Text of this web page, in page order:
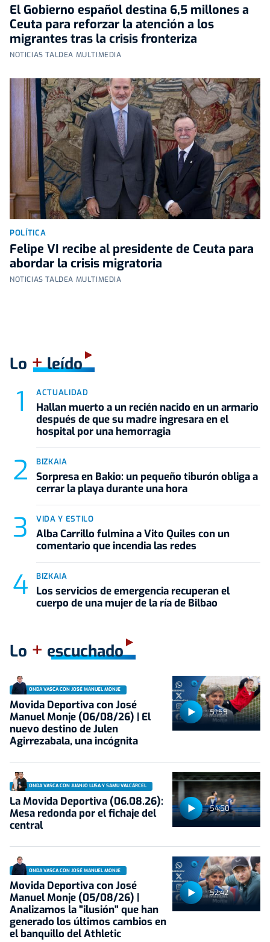
El Gobierno español destina 6,5 millones a
Ceuta para reforzar la atención a los
migrantes tras la crisis fronteriza
NOTICIAS TALDEA MULTIMEDIA
POLÍTICA
Felipe VI recibe al presidente de Ceuta para
abordar la crisis migratoria
NOTICIAS TALDEA MULTIMEDIA
Lo +leído
ACTUALIDAD
Hallan muerto a un recién nacido en un armario
después de que su madre ingresara en el
hospital por una hemorragia
BIZKAIA
Sorpresa en Bakio: un pequeño tiburón obliga a
cerrar la playa durante una hora
VIDA Y ESTILO
Alba Carrillo fulmina a Vito Quiles con un
comentario que incendia las redes
BIZKAIA
Los servicios de emergencia recuperan el
cuerpo de una mujer de la ría de Bilbao
Lo + escuchado
51:59
ONDA VASCA CON JOSÉ MANUEL MONJE
Movida Deportiva con José
Manuel Monje (06/08/26) | El
nuevo destino de Julen
Agirrezabala, una incógnita
54:50
ONDA VASCA CON JUANJO LUSA Y SAMU VALCÁRCEL
La Movida Deportiva (06.08.26):
Mesa redonda por el fichaje del
central
52:42
ONDA VASCA CON JOSÉ MANUEL MONJE
Movida Deportiva con José
Manuel Monje (05/08/26) |
Analizamos la "ilusión" que han
generado los últimos cambios en
el banquillo del Athletic